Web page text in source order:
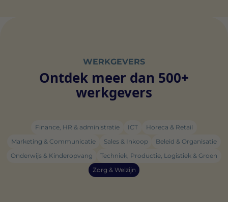
WERKGEVERS
Ontdek meer dan 500+
werkgevers
Finance, HR & administratie ICT
Horeca & Retail
Marketing & Communicatie
Sales & Inkoop
Beleid & Organisatie
Onderwijs & Kinderopvang
Techniek, Productie, Logistiek & Groen
Zorg & Welzijn